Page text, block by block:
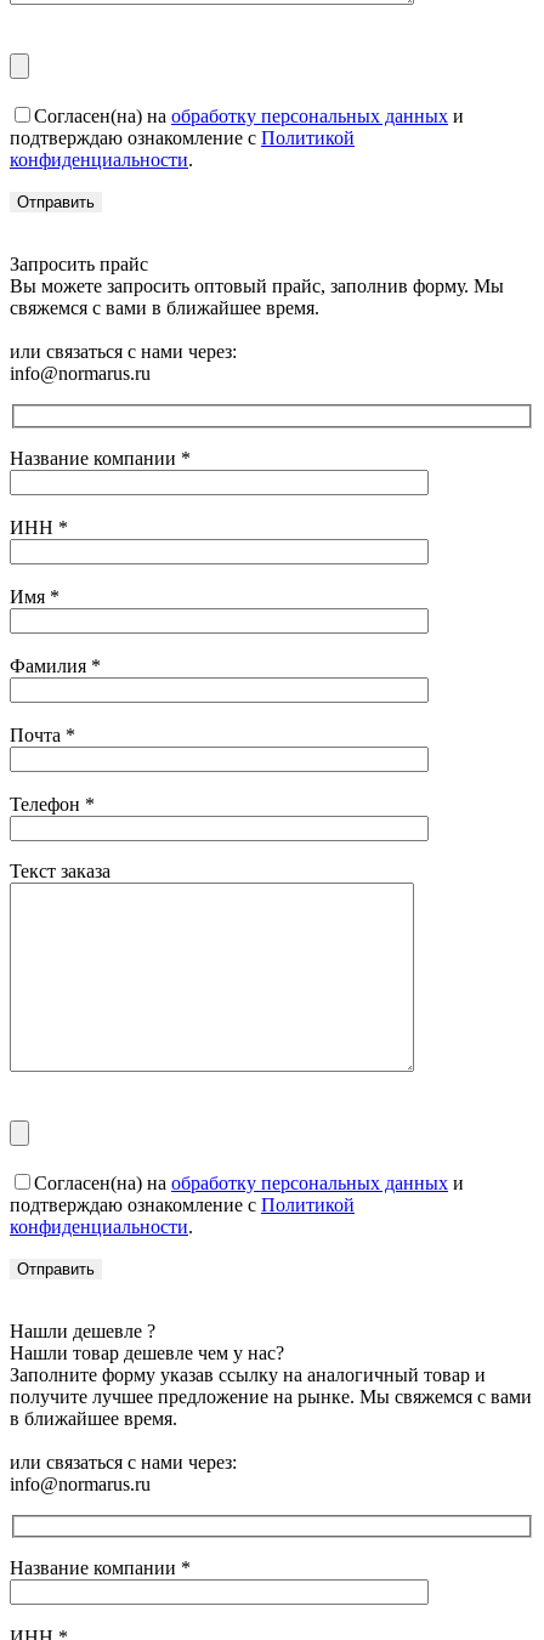
Согласен(на) на обработку персональных данных и
подтверждаю ознакомление с Политикой
конфиденциальности.
Запросить прайс
Вы можете запросить оптовый прайс, заполнив форму. Мы
свяжемся с вами в ближайшее время.
или связаться с нами через:
info@normarus.ru
Название компании *
ИНН *
Имя *
Фамилия *
Почта *
Телефон *
Текст заказа
Согласен(на) на обработку персональных данных и
подтверждаю ознакомление с Политикой
конфиденциальности.
Нашли дешевле ?
Нашли товар дешевле чем у нас?
Заполните форму указав ссылку на аналогичный товар и
получите лучшее предложение на рынке. Мы свяжемся с вами
в ближайшее время.
или связаться с нами через:
info@normarus.ru
Название компании *